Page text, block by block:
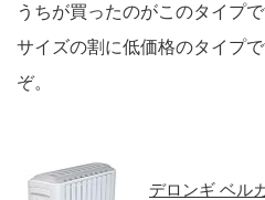
うちが買ったのがこのタイプで
サイズの割に低価格のタイプ
ぞ。
デロンギ ベル